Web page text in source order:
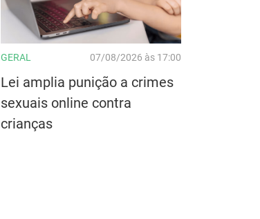
GERAL 07/08/2026 às 17:00
Lei amplia punição a crimes
sexuais online contra
crianças